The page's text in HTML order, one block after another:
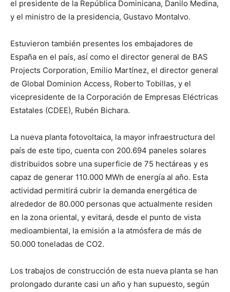
el presidente de la República Dominicana, Danilo Medina,
y el ministro de la presidencia, Gustavo Montalvo.
Estuvieron también presentes los embajadores de
España en el país, así como el director general de BAS
Projects Corporation, Emilio Martínez, el director general
de Global Dominion Access, Roberto Tobillas, y el
vicepresidente de la Corporación de Empresas Eléctricas
Estatales (CDEE), Rubén Bichara.
La nueva planta fotovoltaica, la mayor infraestructura del
país de este tipo, cuenta con 200.694 paneles solares
distribuidos sobre una superficie de 75 hectáreas y es
capaz de generar 110.000 MWh de energía al año. Esta
actividad permitirá cubrir la demanda energética de
alrededor de 80.000 personas que actualmente residen
en la zona oriental, y evitará, desde el punto de vista
medioambiental, la emisión a la atmósfera de más de
50.000 toneladas de CO2.
Los trabajos de construcción de esta nueva planta se han
prolongado durante casi un año y han supuesto, según